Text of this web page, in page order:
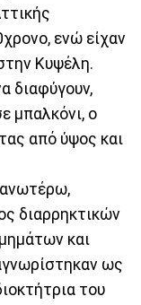
ενώ είχαν
Κυψέλη.
διαφύγουν,
μπαλκόνι, ο
από ύψος και
διαρρηκτικών
και
ως
του